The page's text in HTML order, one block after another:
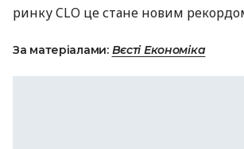
ринкуCLO це стане новим
За матеріалами: Вєсті Економіка